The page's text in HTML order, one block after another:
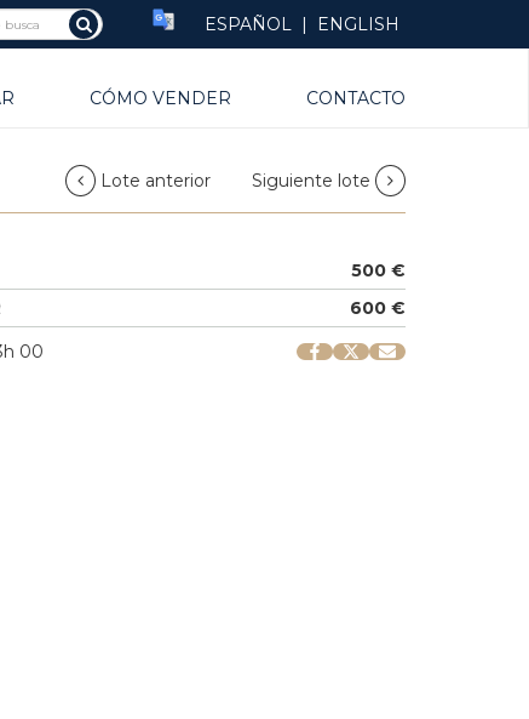
ESPAÑOL | ENGLISH
CÓMO VENDER CONTACTO
Lote anterior Siguiente lote
500 €
600 €
00